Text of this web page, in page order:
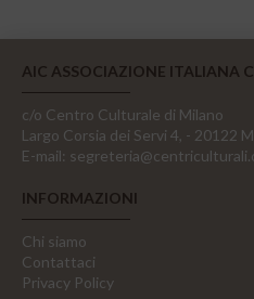
AIC ASSOCIAZIONE ITALIANA
c/o Centro Culturale di Milano
Largo Corsia dei Servi 4, - 20122
E-mail:
INFORMAZIONI
Chi siamo
Contattaci
Privacy Policy